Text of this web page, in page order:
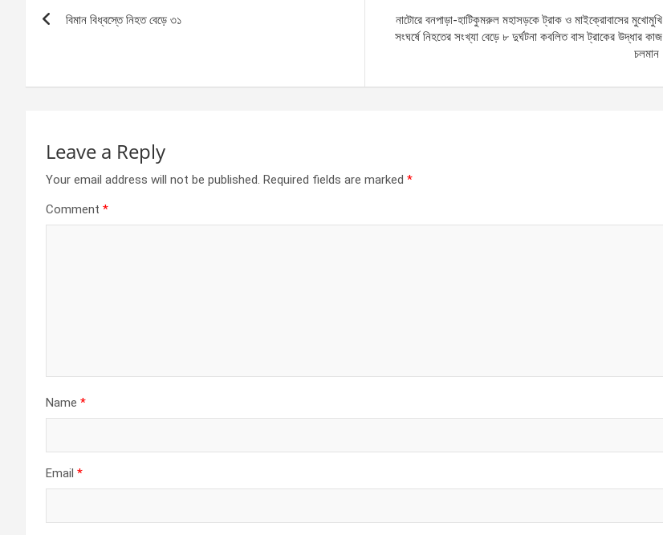
o
g A
navigation
বিমান বিধ্বস্তে নিহত বেড়ে ৩১
নাটোরে বনপাড়া-হাটিকুমরুল মহাসড়কে ট্রাক ও মাইক্রোবাসের মুখোমুখি
সংঘর্ষে নিহতের সংখ্যা বেড়ে ৮ দুর্ঘটনা কবলিত বাস ট্রাকের উদ্ধার কাজ
চলমান ‎
Leave a Reply
Your email address will not be published. Required fields are marked *
Comment *
Name *
Email *